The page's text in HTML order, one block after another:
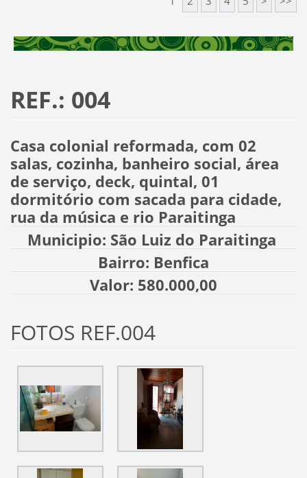
REF.: 004
Casa colonial reformada, com 02
salas, cozinha, banheiro social, área
de serviço, deck, quintal, 01
dormitório com sacada para cidade,
rua da música e rio Paraitinga
Municipio: São Luiz do Paraitinga
Bairro: Benfica
Valor: 580.000,00
FOTOS REF.004